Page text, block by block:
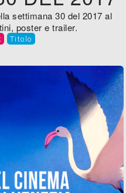
settimana 30 del 2017 al
poster e trailer.
Titolo